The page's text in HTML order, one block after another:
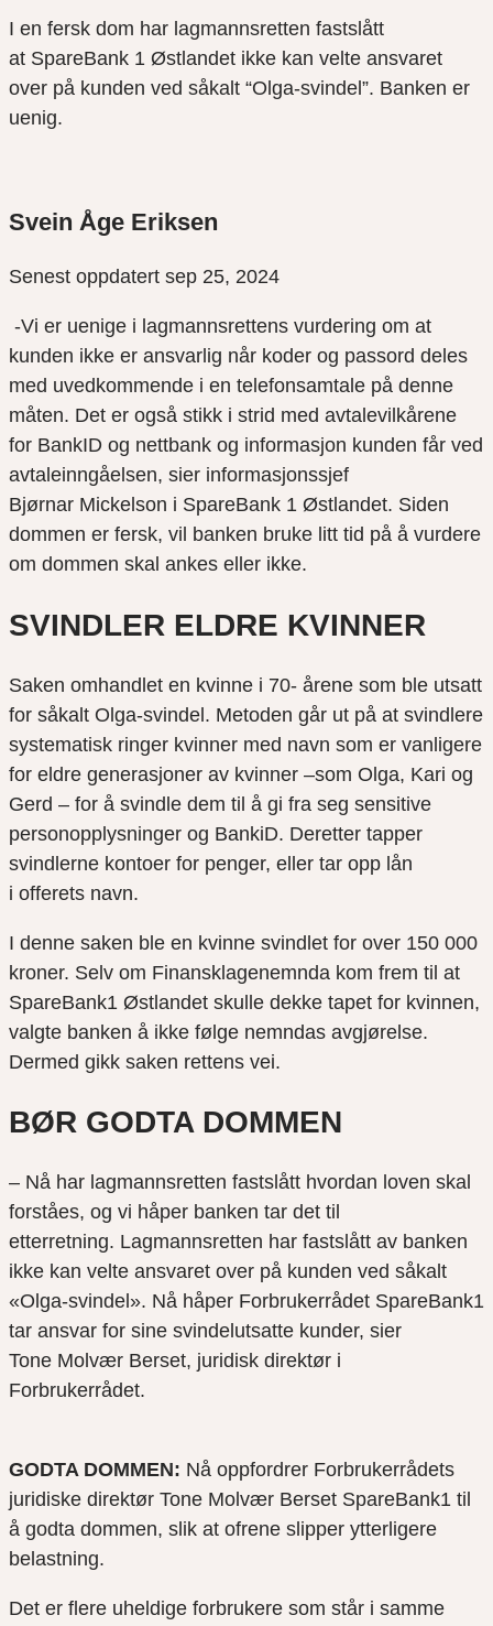
I en fersk dom har lagmannsretten fastslått
at SpareBank 1 Østlandet ikke kan velte ansvaret
over på kunden ved såkalt “Olga-svindel”. Banken er
uenig.
Svein Åge Eriksen
Senest oppdatert sep 25, 2024
-Vi er uenige i lagmannsrettens vurdering om at
kunden ikke er ansvarlig når koder og passord deles
med uvedkommende i en telefonsamtale på denne
måten. Det er også stikk i strid med avtalevilkårene
for BankID og nettbank og informasjon kunden får ved
avtaleinngåelsen, sier informasjonssjef
Bjørnar Mickelson i SpareBank 1 Østlandet. Siden
dommen er fersk, vil banken bruke litt tid på å vurdere
om dommen skal ankes eller ikke.
SVINDLER ELDRE KVINNER
Saken omhandlet en kvinne i 70- årene som ble utsatt
for såkalt Olga-svindel. Metoden går ut på at svindlere
systematisk ringer kvinner med navn som er vanligere
for eldre generasjoner av kvinner –som Olga, Kari og
Gerd – for å svindle dem til å gi fra seg sensitive
personopplysninger og BankiD. Deretter tapper
svindlerne kontoer for penger, eller tar opp lån
i offerets navn.
I denne saken ble en kvinne svindlet for over 150 000
kroner. Selv om Finansklagenemnda kom frem til at
SpareBank1 Østlandet skulle dekke tapet for kvinnen,
valgte banken å ikke følge nemndas avgjørelse.
Dermed gikk saken rettens vei.
BØR GODTA DOMMEN
– Nå har lagmannsretten fastslått hvordan loven skal
forståes, og vi håper banken tar det til
etterretning. Lagmannsretten har fastslått av banken
ikke kan velte ansvaret over på kunden ved såkalt
«Olga-svindel». Nå håper Forbrukerrådet SpareBank1
tar ansvar for sine svindelutsatte kunder, sier
Tone Molvær Berset, juridisk direktør i
Forbrukerrådet.
GODTA DOMMEN: Nå oppfordrer Forbrukerrådets
juridiske direktør Tone Molvær Berset SpareBank1 til
å godta dommen, slik at ofrene slipper ytterligere
belastning.
Det er flere uheldige forbrukere som står i samme